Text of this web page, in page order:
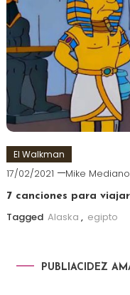
El Walkman
17/02/2021 Mike
7 canciones para
Tagged Alaska , egipto
PUBLIACIDEZ